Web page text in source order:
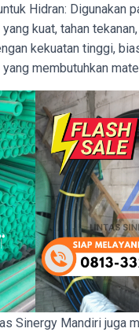
Hidran:
kuat, tahan
kekuatan tinggi,
membutuhkan
Sinergy Mandiri juga